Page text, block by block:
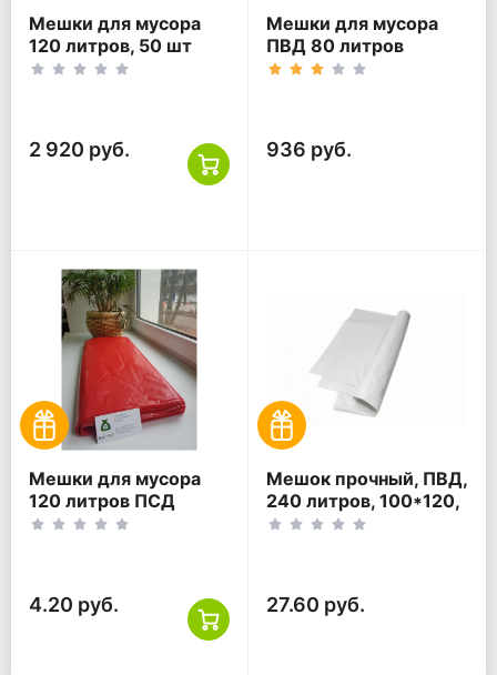
Мешки для мусора
120 литров, 50 шт
(5уп)., черные
2 920 руб.
Мешки для мусора
ПВД 80 литров
зеленый 30 мкм
936 руб.
Мешки для мусора
120 литров ПСД
красный
4.20 руб.
Мешок прочный, ПВД,
240 литров, 100*120,
белый.
27.60 руб.